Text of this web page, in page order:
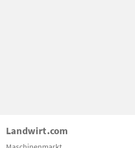
Landwirt.com